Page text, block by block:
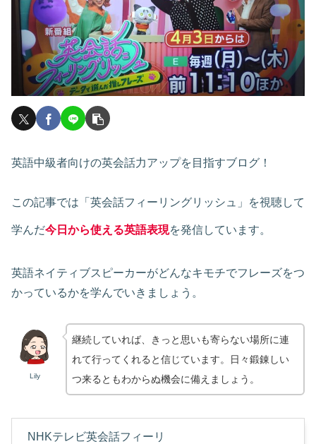
英語中級者向けの英会話力アップを目指すブログ！
この記事では「英会話フィーリングリッシュ」を視聴して
学んだ今日から使える英語表現を発信しています。
英語ネイティブスピーカーがどんなキモチでフレーズをつ
かっているかを学んでいきましょう。
Lily
継続していれば、きっと思いも寄らない場所に連
れて行ってくれると信じています。日々鍛錬しい
つ来るともわからぬ機会に備えましょう。
NHKテレビ英会話フィーリ